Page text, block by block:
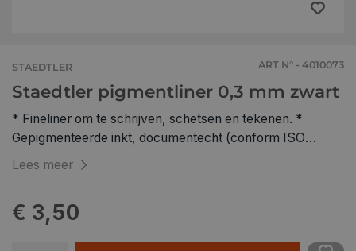
STAEDTLER ART N° - 4010073
Staedtler pigmentliner 0,3 mm zwart
* Fineliner om te schrijven, schetsen en tekenen. *
Gepigmenteerde inkt, documentecht (conform ISO
14145-2), lichtecht en watervast op papier. * Uitwisbaar
liniaal en sjabloon. * Lange levensduur
Lees meer
€ 3,50